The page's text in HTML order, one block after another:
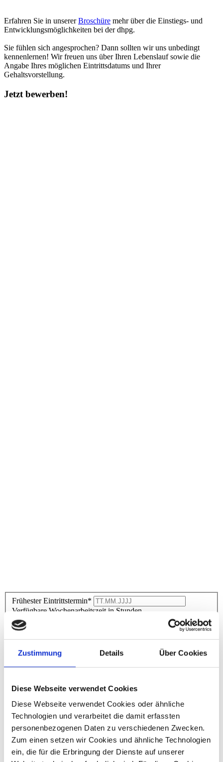
Zustimmung Details Über Cookies
Diese Webseite verwendet Cookies
Diese Webseite verwendet Cookies oder ähnliche
Technologien und verarbeitet die damit erfassten
personenbezogenen Daten zu verschiedenen Zwecken.
Zum einen setzen wir Cookies und ähnliche Technologien
ein, die für die Erbringung der Dienste auf unserer
Erfahren Sie in unsererBroschüre mehr über die Einstiegs- und
Entwicklungsmöglichkeiten bei der dhpg.
Sie fühlen sich angesprochen? Dann sollten wir uns unbedingt
kennenlernen! Wir freuen uns über Ihren Lebenslauf sowie die
Angabe Ihres möglichen Eintrittsdatums und Ihrer
Gehaltsvorstellung.
Jetzt bewerben!
Frühester Eintrittstermin*
Verfügbare Wochenarbeitszeit in Stunden
Gehaltsvorstellung (auf Basis einer 40 Stunden Woche)
Persönliche Daten
Anrede
Vorname *
Nachname*
Straße*
Hausnummer*
PLZ *